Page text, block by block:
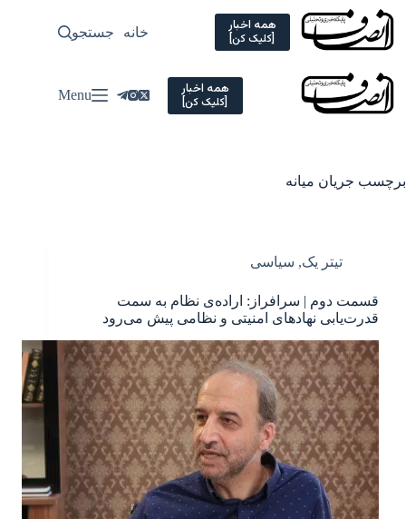
Skip
content
همه اخبار
[کلیک کن] خانه سیاسی
جستجو
همه اخبار
[کلیک کن] Menu
برچسب جریان میانه
تیتر یک, سیاسی
قسمت دوم | سرافراز: اراده‌ی نظام به سمت
قدرت‌یابی نهادهای امنیتی و نظامی پیش می‌رود